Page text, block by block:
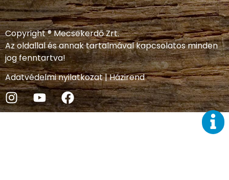
Copyright ® Mecsekerdő Zrt.
Az oldallal és annak tartalmával kapcsolatos minden
jog fenntartva!
Adatvédelmi nyilatkozat|Házirend